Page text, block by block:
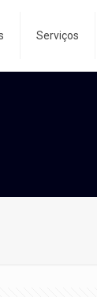
Serviços